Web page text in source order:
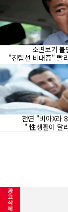
광
고
삭
제